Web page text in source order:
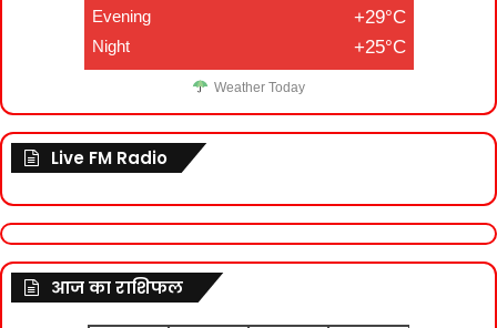
Evening +29°C
Night +25°C
Weather Today
Live FM Radio
आज का राशिफल